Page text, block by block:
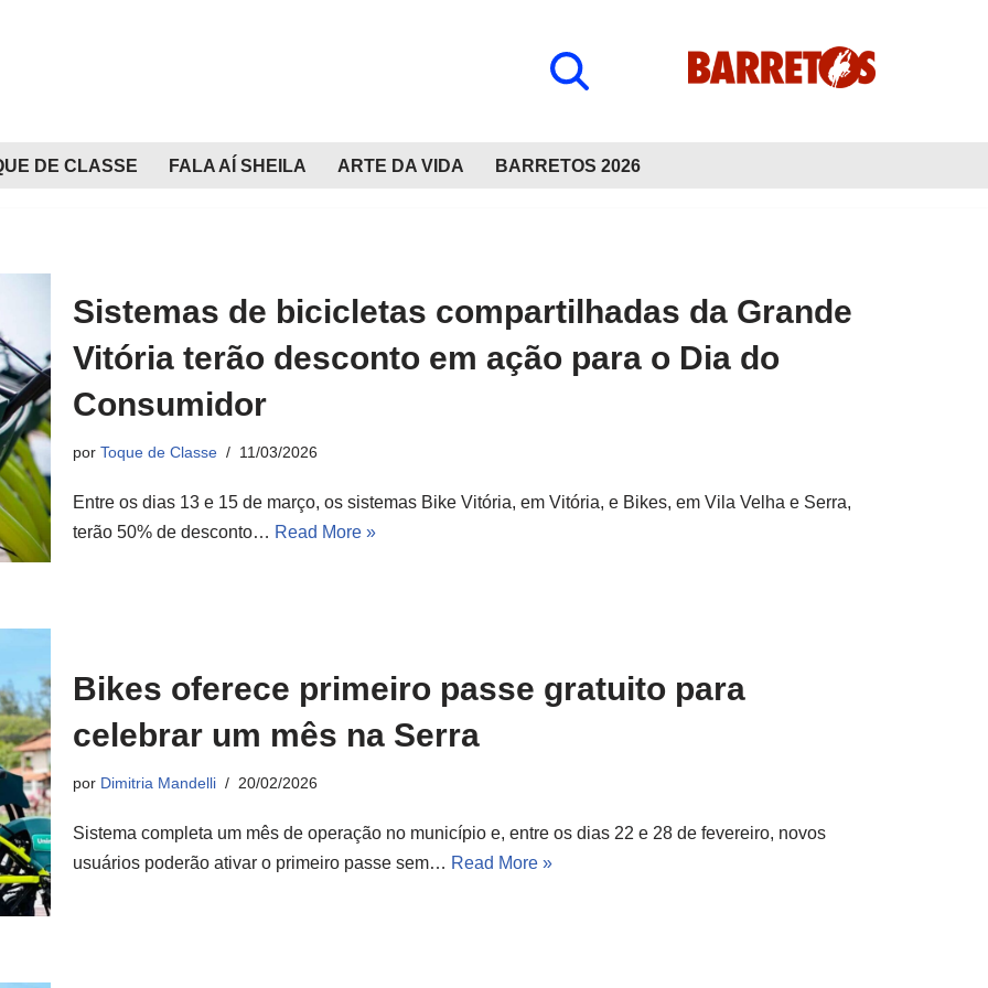
DE CLASSE FALA AÍ SHEILA ARTE DA VIDA BARRETOS 2026
Sistemas de bicicletas compartilhadas da Grande
Vitória terão desconto em ação para o Dia do
Consumidor
por Toque de Classe 11/03/2026
Entre os dias 13 e 15 de março, os sistemas Bike Vitória, em Vitória, e Bikes, em Vila Velha e Serra,
terão 50% de desconto… Read More »
Bikes oferece primeiro passe gratuito para
celebrar um mês na Serra
por Dimitria Mandelli 20/02/2026
Sistema completa um mês de operação no município e, entre os dias 22 e 28 de fevereiro, novos
usuários poderão ativar o primeiro passe sem… Read More »